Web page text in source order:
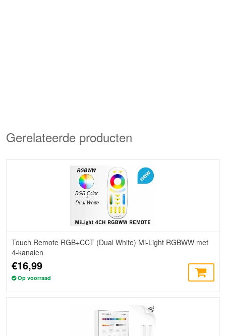
Gerelateerde producten
Touch Remote RGB+CCT (Dual White) Mi-Light RGBWW met
4-kanalen
€16,99
Op voorraad